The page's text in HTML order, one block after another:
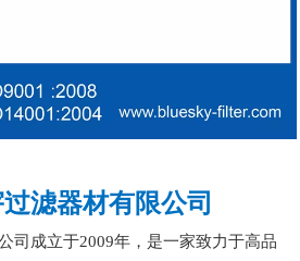
滤器材有限公司
司成立于2009年，是一家致力于高品